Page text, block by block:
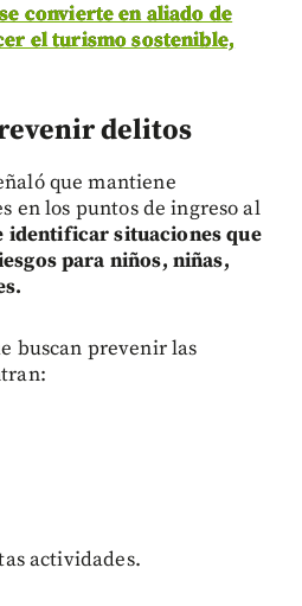
convierte en aliado de
el turismo sostenible,
delitos
que mantiene
en los puntos de ingreso al
identificar situaciones que
para niños, niñas,
buscan prevenir las
actividades.